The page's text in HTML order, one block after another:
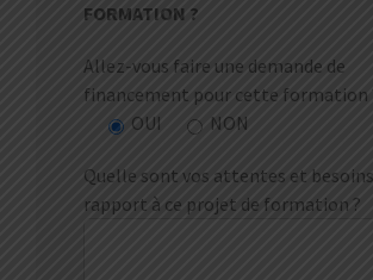
FORMATION ?
Allez-vous faire une demande de
financement pour cette formation
OUI
NON
Quelle sont vos attentes et
rapport à ce projet de formation ?